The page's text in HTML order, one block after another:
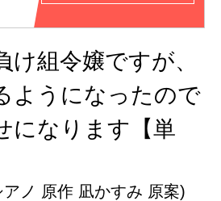
け組令嬢ですが、
ようになったので
になります【単
ノ 原作 凪かすみ 原案)